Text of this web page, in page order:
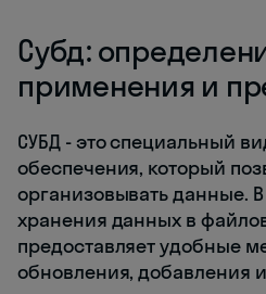
Субд:
применения и
СУБД - это специальный
обеспечения, который
организовывать данные.
хранения данных в
предоставляет удобные
обновления, добавления